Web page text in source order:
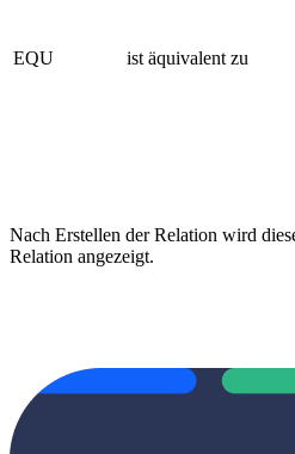
EQU ist äquivalent zu
Nach Erstellen der Relation wird
Relation angezeigt.